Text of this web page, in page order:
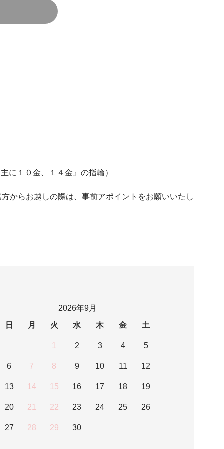
に１０金、１４金』の指輪）
らお越しの際は、事前アポイントをお願いいたし
2026年9月
日
月 火 水 木 金 土
1 2 3 4 5
6 7 8 9 10 11 12
13 14 15 16 17 18 19
20 21 22 23 24 25 26
27 28 29 30